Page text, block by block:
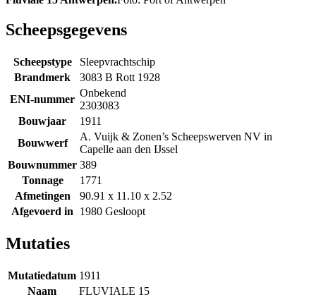
Scheepsgegevens
Scheepstype
Sleepvrachtschip
Brandmerk
3083 B Rott 1928
ENI-nummer
Onbekend
2303083
Bouwjaar
1911
Bouwwerf
A. Vuijk & Zonen’s Scheepswerven NV in
Capelle aan den IJssel
Bouwnummer 389
Tonnage
1771
Afmetingen
90.91 x 11.10 x 2.52
Afgevoerd in
1980 Gesloopt
Mutaties
Mutatiedatum 1911
Naam
FLUVIALE 15